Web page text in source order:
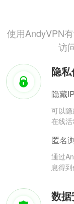
使用AndyVPN
访
隐
隐藏
可以
在线活
匿名
通过
息得到
数